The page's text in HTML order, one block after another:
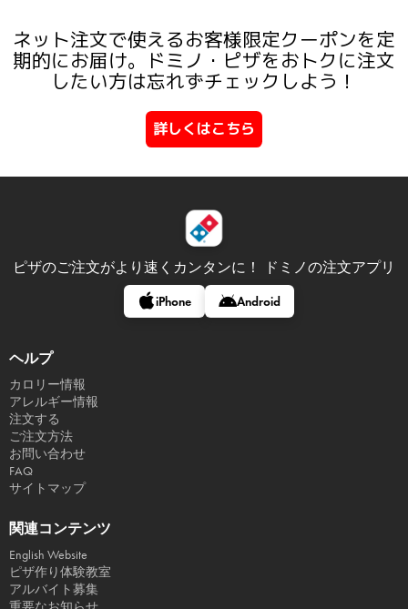
ネット注文で使えるお客様限定クーポンを定
期的にお届け。ドミノ・ピザをおトクに注文
したい方は忘れずチェックしよう！
詳しくはこちら
ピザのご注文がより速くカンタンに！ ドミノの注文アプリ
iPhone Android
ヘルプ
カロリー情報
アレルギー情報
注文する
ご注文方法
お問い合わせ
FAQ
サイトマップ
関連コンテンツ
English Website
ピザ作り体験教室
アルバイト募集